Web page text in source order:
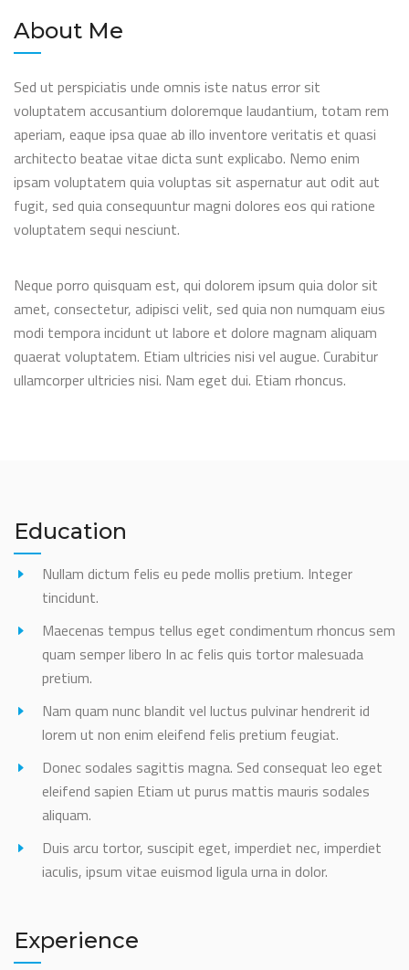
About Me
Sed ut perspiciatis unde omnis iste natus error sit
voluptatem accusantium doloremque laudantium, totam rem
aperiam, eaque ipsa quae ab illo inventore veritatis et quasi
architecto beatae vitae dicta sunt explicabo. Nemo enim
ipsam voluptatem quia voluptas sit aspernatur aut odit aut
fugit, sed quia consequuntur magni dolores eos qui ratione
voluptatem sequi nesciunt.
Neque porro quisquam est, qui dolorem ipsum quia dolor sit
amet, consectetur, adipisci velit, sed quia non numquam eius
modi tempora incidunt ut labore et dolore magnam aliquam
quaerat voluptatem. Etiam ultricies nisi vel augue. Curabitur
ullamcorper ultricies nisi. Nam eget dui. Etiam rhoncus.
Education
Nullam dictum felis eu pede mollis pretium. Integer
tincidunt.
Maecenas tempus tellus eget condimentum rhoncus sem
quam semper libero In ac felis quis tortor malesuada
pretium.
Nam quam nunc blandit vel luctus pulvinar hendrerit id
lorem ut non enim eleifend felis pretium feugiat.
Donec sodales sagittis magna. Sed consequat leo eget
eleifend sapien Etiam ut purus mattis mauris sodales
aliquam.
Duis arcu tortor, suscipit eget, imperdiet nec, imperdiet
iaculis, ipsum vitae euismod ligula urna in dolor.
Experience